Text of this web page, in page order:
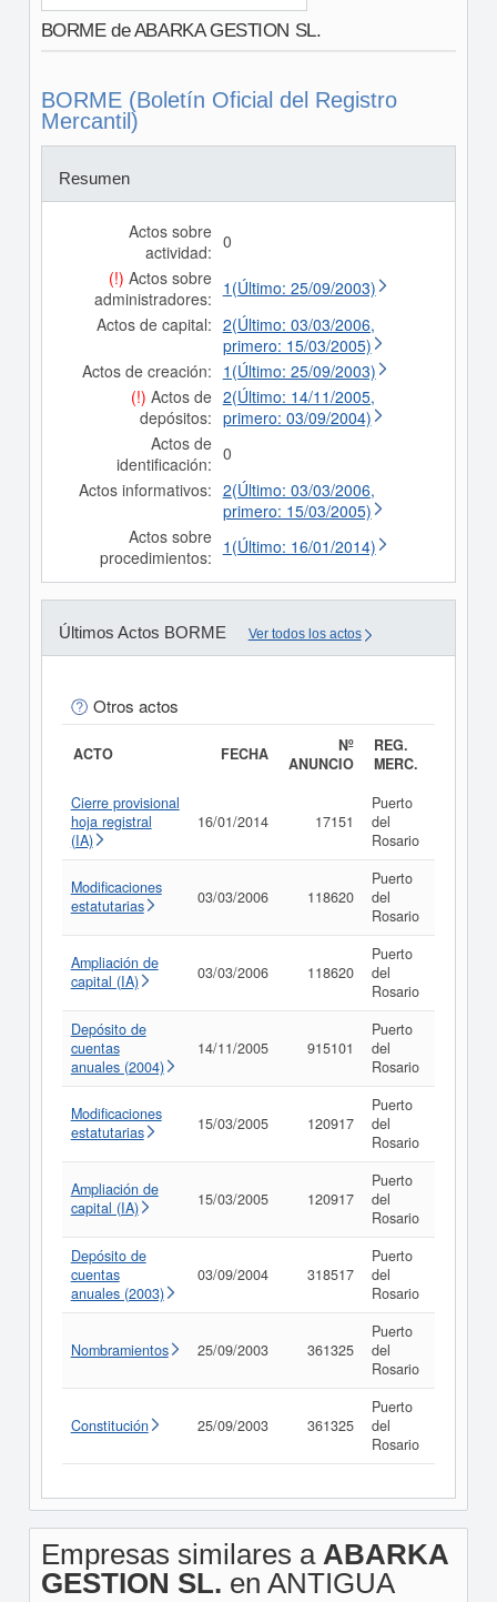
BORME de ABARKA GESTION SL.
BORME (Boletín Oficial del Registro
Mercantil)
Resumen
Actos sobre
actividad: 0
(!) Actos sobre
administradores: 1(Último: 25/09/2003)
Actos de capital: 2(Último: 03/03/2006,
primero: 15/03/2005)
Actos de creación: 1(Último: 25/09/2003)
(!) Actos de
depósitos:
2(Último: 14/11/2005,
primero: 03/09/2004)
Actos de
identificación: 0
Actos informativos: 2(Último: 03/03/2006,
primero: 15/03/2005)
Actos sobre
procedimientos: 1(Último: 16/01/2014)
Últimos Actos BORME Ver todos los actos
Otros actos
ACTO FECHA
Nº
ANUNCIO
REG.
MERC.
Cierre provisional
hoja registral
(IA)
16/01/2014 17151
Puerto
del
Rosario
Modificaciones
estatutarias
03/03/2006 118620
Puerto
del
Rosario
Ampliación de
capital (IA)
03/03/2006 118620
Puerto
del
Rosario
Depósito de
cuentas
anuales (2004)
14/11/2005 915101
Puerto
del
Rosario
Modificaciones
estatutarias
15/03/2005 120917
Puerto
del
Rosario
Ampliación de
capital (IA)
15/03/2005 120917
Puerto
del
Rosario
Depósito de
cuentas
anuales (2003)
03/09/2004 318517
Puerto
del
Rosario
Nombramientos 25/09/2003 361325
Puerto
del
Rosario
Constitución 25/09/2003 361325
Puerto
del
Rosario
Empresas similares a ABARKA
GESTION SL. en ANTIGUA